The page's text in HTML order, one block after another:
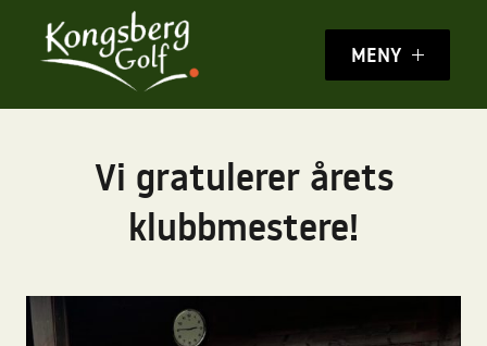
MENY
Vi gratulerer årets
klubbmestere!